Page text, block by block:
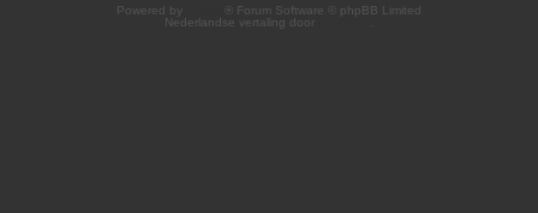
Powered by
® Forum Software © phpBB Limited
Nederlandse vertaling door